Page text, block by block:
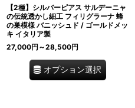
【2種】シルバーピアス サルデーニャ
の伝統透かし細工 フィリグラーナ 蜂
の巣模様 バニッシュド / ゴールドメッ
キ イタリア製
27,000円 ～28,500円
オプション選択